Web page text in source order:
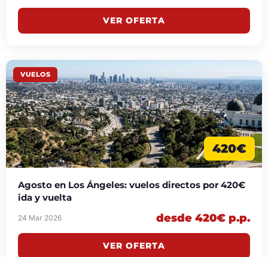
VER OFERTA
VUELOS
420€
Agosto en Los Ángeles: vuelos directos por 420€
ida y vuelta
24 Mar 2026 desde 420€ p.p.
VER OFERTA